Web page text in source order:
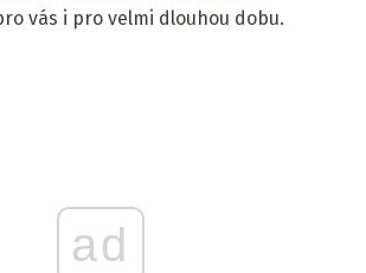
vás i pro velmi dlouhou dobu.
ad